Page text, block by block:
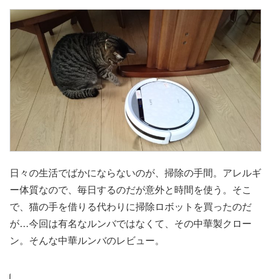
日々の生活でばかにならないのが、掃除の手間。アレルギ
ー体質なので、毎日するのだが意外と時間を使う。そこ
で、猫の手を借りる代わりに掃除ロボットを買ったのだ
が…今回は有名なルンバではなくて、その中華製クロー
ン。そんな中華ルンバのレビュー。